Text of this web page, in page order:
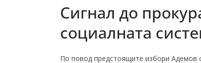
Сигнал до
социалната
По повод предстоящите избори Адемов